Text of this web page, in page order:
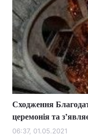
Сходження
церемонія та
06:37, 01.05.2021